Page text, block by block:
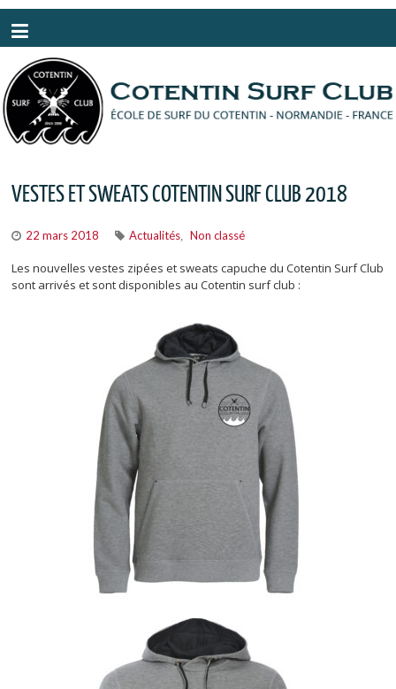
VESTES ET SWEATS COTENTIN SURF CLUB 2018
22 mars 2018 Actualités Non classé
Les nouvelles vestes zipées et sweats capuche du Cotentin Surf Club
sont arrivés et sont disponibles au Cotentin surf club :
Panneau de gestion des cookies